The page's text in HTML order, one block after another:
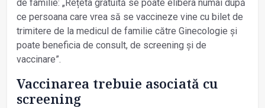
de familie: „Rețeta gratuită se poate elibera numai după
ce persoana care vrea să se vaccineze vine cu bilet de
trimitere de la medicul de familie către Ginecologie și
poate beneficia de consult, de screening și de
vaccinare”.
Vaccinarea trebuie asociată cu
screening